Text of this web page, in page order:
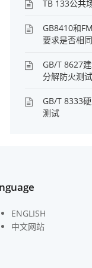
TB 133公共
GB8410和
要求是否相同
GB/T 8627
分解防火测
GB/T 8333
测试
ENGLISH
中文网站